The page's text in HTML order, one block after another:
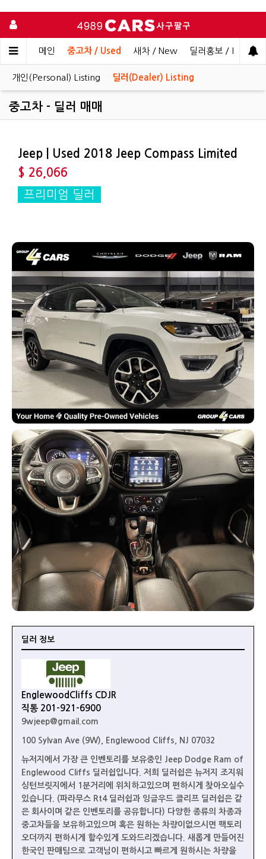
메인 중고차 / Used 새차 / New 딜러홍보 / Dealer
개인(Personal) Listing 딜러(Dealer) Listing
중고차 - 딜러 매매
Jeep | Used 2018 Jeep Compass Limited
$ 26,066
프리미엄 딜러
딜러 정보
EnglewoodCliffs CDJR
직통 201-921-6900
9wjeep@gmail.com
100 Sylvan Ave (9W), Englewood Cliffs, NJ 07032
뉴저지에서 가장 큰 인벤토리를 보유중인 Jeep Dodge Ram of
Englewood Cliffs 딜러쉽입니다. 저희 딜러쉽은 뉴저지 조지워
싱턴브릿지에서 1분거리에 위치하고있으며 편하시게 찾아오실수
있습니다. (파라무스 Rt4 딜러쉽과 잉글우드 클리프 딜러쉽은 같
은 회사이며 같은 인벤토리를 공유합니다) 다양한 종류의 차종과
중고차들을 보유하고있으며 혹은 원하는 차량이없으시면 팩토리
오더까지 편하시게 할수있게 도와드리겠습니다. 새롭게 만들어진
한국인 판매팀으로 고객님이 편하시고 빠르게 원하시는 차량을